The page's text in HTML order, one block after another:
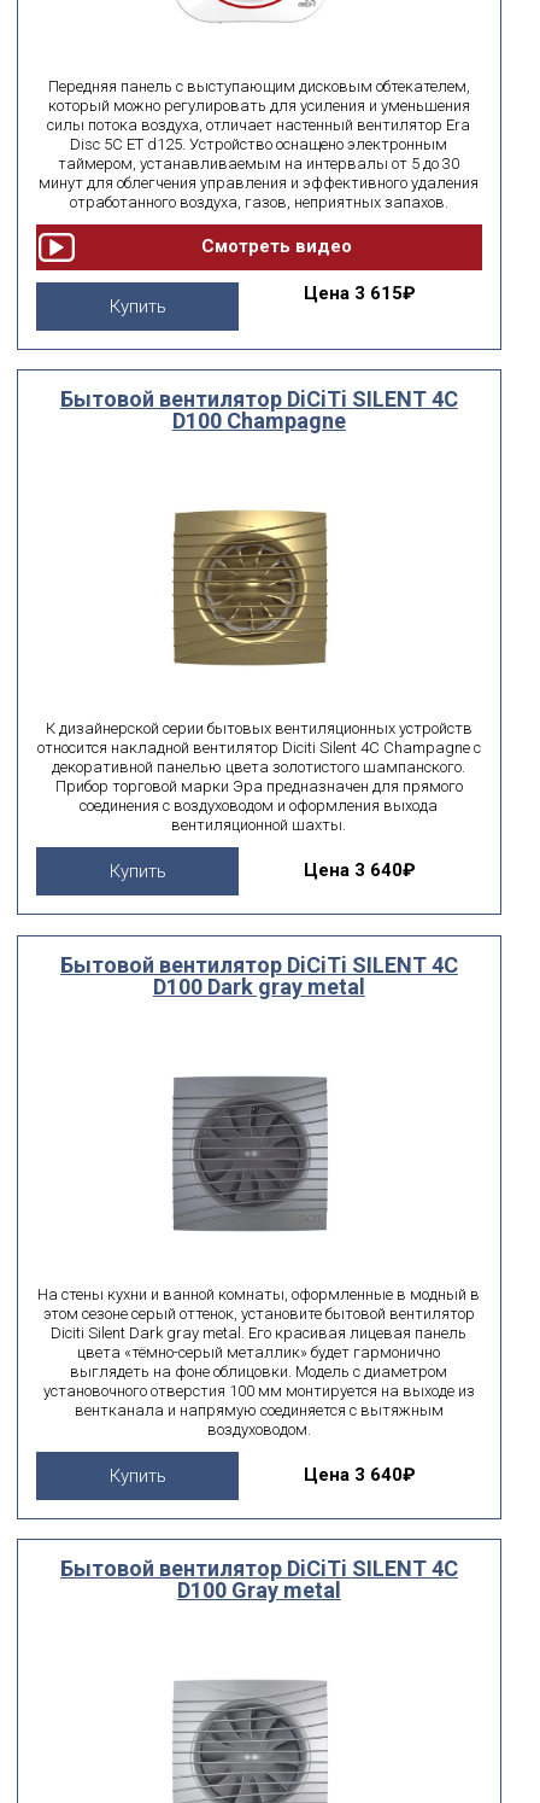
Передняя панель с выступающим дисковым обтекателем,
который можно регулировать для усиления и уменьшения
силы потока воздуха, отличает настенный вентилятор Era
Disc 5C ET d125. Устройство оснащено электронным
таймером, устанавливаемым на интервалы от 5 до 30
минут для облегчения управления и эффективного удаления
отработанного воздуха, газов, неприятных запахов.
Купить
Цена 3 615₽
Бытовой вентилятор DiCiTi SILENT 4C
D100 Champagne
К дизайнерской серии бытовых вентиляционных устройств
относится накладной вентилятор Diciti Silent 4C Champagne с
декоративной панелью цвета золотистого шампанского.
Прибор торговой марки Эра предназначен для прямого
соединения с воздуховодом и оформления выхода
вентиляционной шахты.
Купить Цена 3 640₽
Бытовой вентилятор DiCiTi SILENT 4C
D100 Dark gray metal
На стены кухни и ванной комнаты, оформленные в модный в
этом сезоне серый оттенок, установите бытовой вентилятор
Diciti Silent Dark gray metal. Его красивая лицевая панель
цвета «тёмно-серый металлик» будет гармонично
выглядеть на фоне облицовки. Модель с диаметром
установочного отверстия 100 мм монтируется на выходе из
вентканала и напрямую соединяется с вытяжным
воздуховодом.
Купить Цена 3 640₽
Бытовой вентилятор DiCiTi SILENT 4C
D100 Gray metal